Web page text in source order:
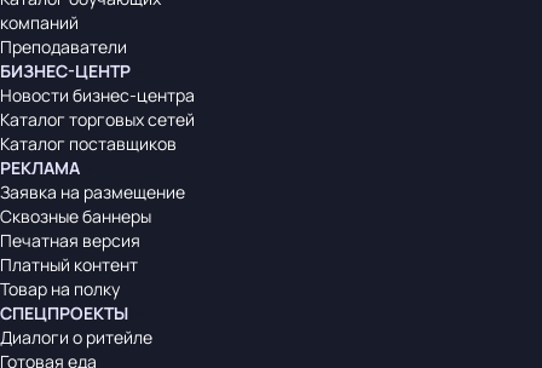
компаний
Преподаватели
БИЗНЕС-ЦЕНТР
Новости бизнес-центра
Каталог торговых сетей
Каталог поставщиков
РЕКЛАМА
Заявка на размещение
Сквозные баннеры
Печатная версия
Платный контент
Товар на полку
СПЕЦПРОЕКТЫ
Диалоги о ритейле
Готовая еда